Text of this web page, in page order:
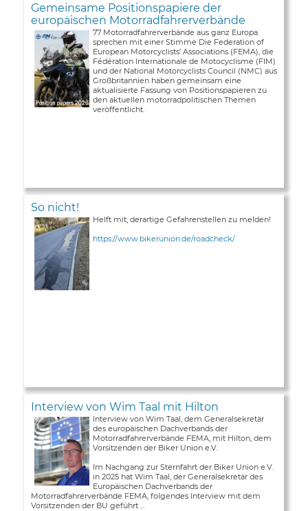
Gemeinsame Positionspapiere der
europäischen Motorradfahrerverbände
77 Motorradfahrerverbände aus ganz Europa
sprechen mit einer Stimme Die Federation of
European Motorcyclists’ Associations (FEMA), die
Fédération Internationale de Motocyclisme (FIM)
und der National Motorcyclists Council (NMC) aus
Großbritannien haben gemeinsam eine
aktualisierte Fassung von Positionspapieren zu
den aktuellen motorradpolitischen Themen
veröffentlicht.
So nicht!
Helft mit, derartige Gefahrenstellen zu melden!
https://www.bikerunion.de/roadcheck/
Interview von Wim Taal mit Hilton
Interview von Wim Taal, dem Generalsekretär
des europäischen Dachverbands der
Motorradfahrerverbände FEMA, mit Hilton, dem
Vorsitzenden der Biker Union e.V.
Im Nachgang zur Sternfahrt der Biker Union e.V.
in 2025 hat Wim Taal, der Generalsekretär des
Europäischen Dachverbands der
Motorradfahrerverbände FEMA, folgendes Interview mit dem
Vorsitzenden der BU geführt ...